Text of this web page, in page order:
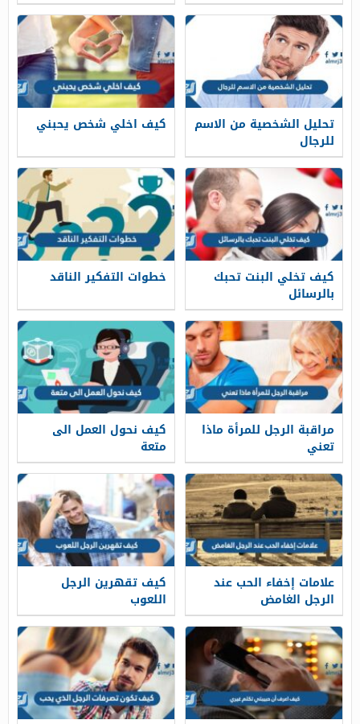
تحليل الشخصية من الاسم
للرجال
كيف اخلي شخص يحبني
كيف تخلي البنت تحبك
بالرسائل
خطوات التفكير الناقد
مراقبة الرجل للمرأة ماذا
تعني
كيف نحول العمل الى
متعة
علامات إخفاء الحب عند
الرجل الغامض
كيف تقهرين الرجل
اللعوب